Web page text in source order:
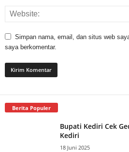
Simpan nama, email, dan situs web
saya berkomentar.
Berita Populer
Bupati Kediri Cek
Kediri
18 Juni 2025